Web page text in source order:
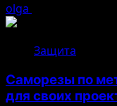
olga
Защита
Саморезы по
для своих